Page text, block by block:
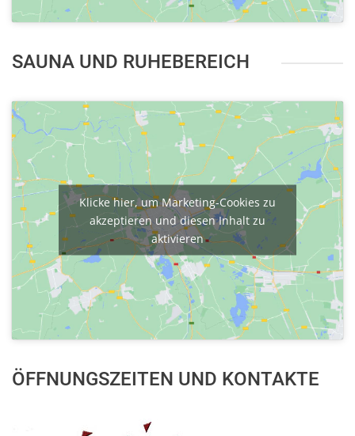
SAUNA UND RUHEBEREICH
Klicke hier, um Marketing-Cookies zu
akzeptieren und diesen Inhalt zu
aktivieren
ÖFFNUNGSZEITEN UND KONTAKTE